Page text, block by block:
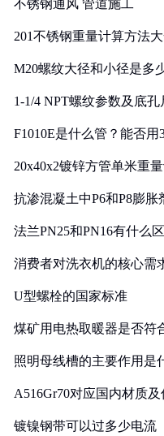
不锈钢通风 管道施工
201不锈钢重量计算方法
M20螺纹大径和小径是多
1-1/4 NPT螺纹参数及底
F1010E是什么管？能否用
20x40x2镀锌方管单米重
抗渗混凝土中P6和P8膨胀
法兰PN25和PN16有什么
消费者对洗衣机的核心需
U型螺栓的国家标准
煤矿用电热取暖器是否符
照明母线槽的主要作用是
A516Gr70对应国内材质
镀镍钢带可以过多少电流